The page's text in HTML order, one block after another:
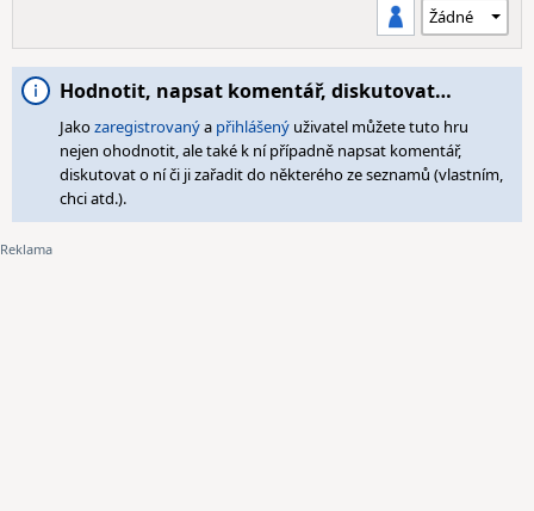
Hodnotit, napsat komentář, diskutovat…
Jakozaregistrovanýa přihlášený uživatel můžete tuto hru
nejen ohodnotit, ale také k ní případně napsat komentář,
diskutovat o ní či ji zařadit do některého ze seznamů (vlastním,
chci atd.).